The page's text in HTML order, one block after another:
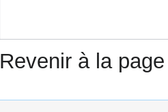
Revenir à la